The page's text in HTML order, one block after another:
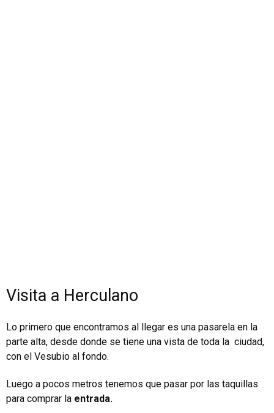
Visita a Herculano
Lo primero que encontramos al llegar es una pasarela en la
parte alta, desde donde se tiene una vista de toda la ciudad,
con el Vesubio al fondo.
Luego a pocos metros tenemos que pasar por las taquillas
para comprar la entrada.